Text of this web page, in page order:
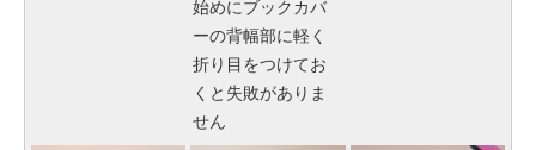
始めにブックカバ
ーの背幅部に軽く
折り目をつけてお
くと失敗がありま
せん